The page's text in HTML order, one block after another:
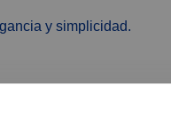
y simplicidad.